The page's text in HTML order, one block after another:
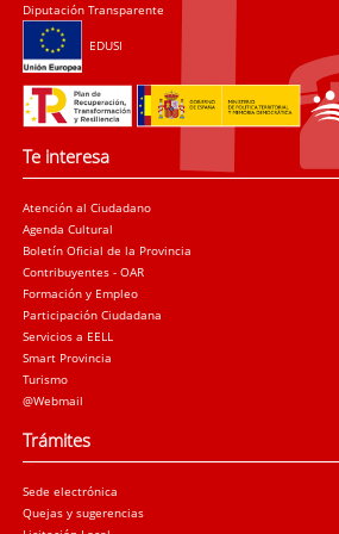
Diputación Transparente
EDUSI
Te interesa
Atención al Ciudadano
Agenda Cultural
Boletín Oficial de la Provincia
Contribuyentes - OAR
Formación y Empleo
Participación Ciudadana
Servicios a EELL
Smart Provincia
Turismo
@Webmail
Trámites
Sede electrónica
Quejas y sugerencias